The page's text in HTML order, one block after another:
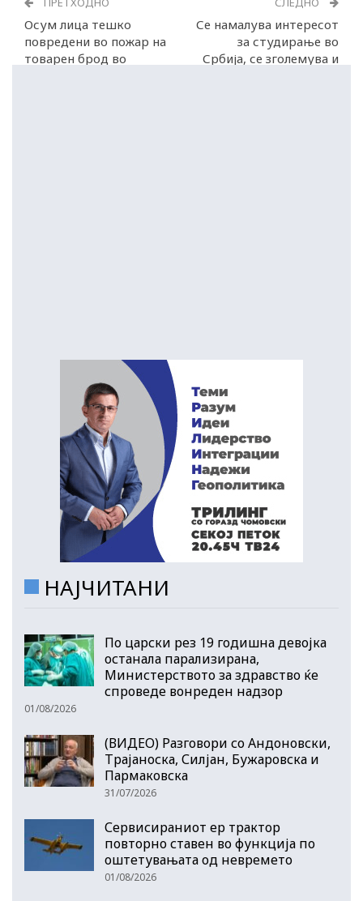
Осум лица тешко
повредени во пожар на
товарен брод во
Се намалува интересот
за студирање во
Србија, се зголемува и
НАЈЧИТАНИ
По царски рез 19 годишна девојка
останала парализирана,
Министерството за здравство ќе
спроведе вонреден надзор
01/08/2026
(ВИДЕО) Разговори со Андоновски,
Трајаноска, Силјан, Бужаровска и
Пармаковска
31/07/2026
Сервисираниот ер трактор
повторно ставен во функција по
оштетувањата од невремето
01/08/2026